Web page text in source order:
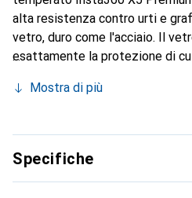
alta resistenza contro urti e
vetro, duro come l'acciaio. Il
esattamente la protezione di
permette di ottenere immagini
Mostra di più
Specifiche